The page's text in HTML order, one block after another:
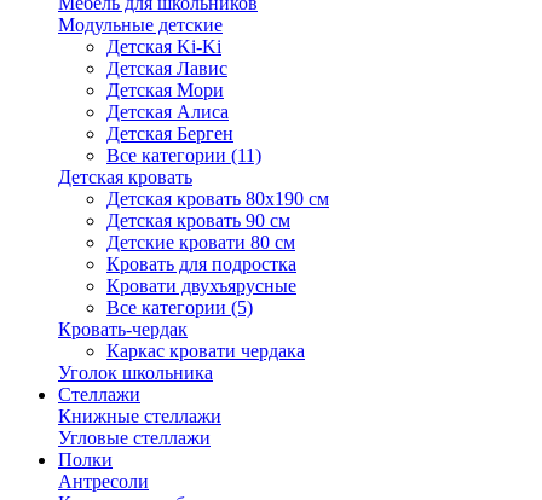
Модульные детские
Детская Ki-Ki
Детская Лавис
Детская Мори
Детская Алиса
Детская Берген
Все категории (11)
Детская кровать
Детская кровать 80х190 см
Детская кровать 90 см
Детские кровати 80 см
Кровать для подростка
Кровати двухъярусные
Все категории (5)
Кровать-чердак
Каркас кровати чердака
Уголок школьника
Стеллажи
Книжные стеллажи
Угловые стеллажи
Полки
Антресоли